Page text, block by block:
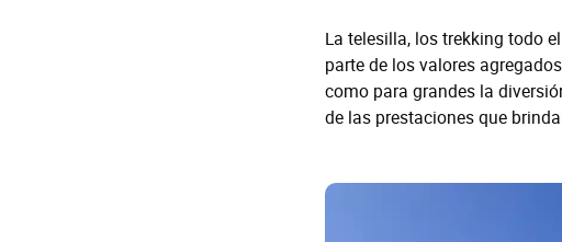
La telesilla, los trekking todo
parte de los valores
como para grandes la
de las prestaciones que